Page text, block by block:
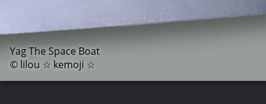
Yag The Space Boat
© lilou ☆ kemoji ☆